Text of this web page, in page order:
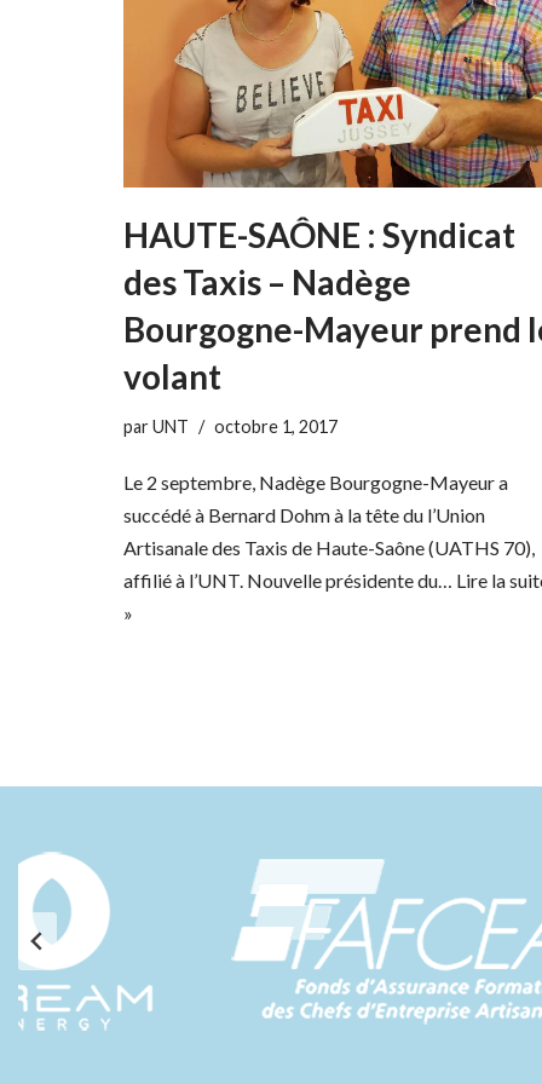
HAUTE-SAÔNE : Syndicat
des Taxis – Nadège
Bourgogne-Mayeur prend
volant
parUNT octobre 1, 2017
Le 2 septembre, Nadège Bourgogne-Mayeur a
succédé à Bernard Dohm à la tête du l’Union
Artisanale des Taxis de Haute-Saône (UATHS 70),
affilié à l’UNT. Nouvelle présidente du… Lire la
»